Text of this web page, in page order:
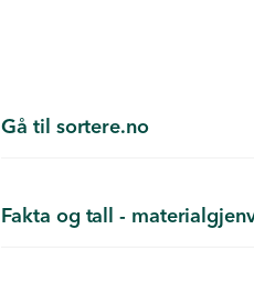
Gå til sortere.no
Fakta og tall -